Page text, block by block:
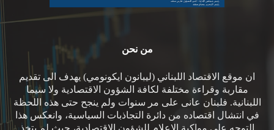
من نحن
ان موقع الاقتصاد اللبناني (ليبانون ايكونومي) يهدف الى تقديم
مقاربة وقراءة مختلفة لكافة الشؤون الاقتصادية ولا سيما
اللبنانية. فلبنان عانى على مر سنوات ولم ينجح حتى هذه اللحظة
في انتشال اقتصاده من دائرة التجاذبات السياسية، وانعكس هذا